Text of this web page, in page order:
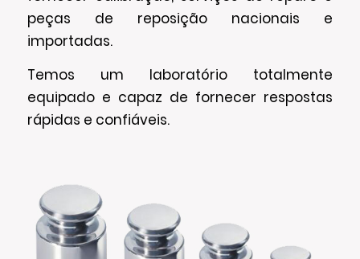
peças de reposição nacionais e
importadas.
Temos um laboratório totalmente
equipado e capaz de fornecer respostas
rápidas e confiáveis.